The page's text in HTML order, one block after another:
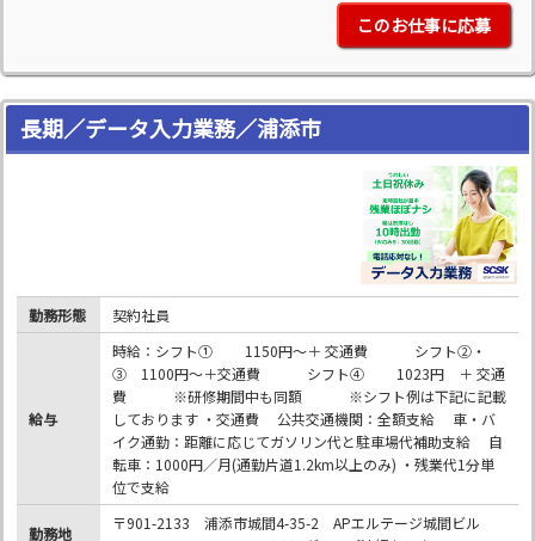
このお仕事に応募
長期／データ入力業務／浦添市
勤務形態 契約社員
給与
時給：シフト① 1150円～＋ 交通費 シフト②・
③ 1100円～＋交通費 シフト④ 1023円 ＋ 交通
費 ※研修期間中も同額 ※シフト例は下記に記載
しております ・交通費 公共交通機関：全額支給 車・バ
イク通勤：距離に応じてガソリン代と駐車場代補助支給 自
転車：1000円／月(通勤片道1.2km以上のみ) ・残業代1分単
位で支給
勤務地
〒901-2133 浦添市城間4-35-2 APエルテージ城間ビル